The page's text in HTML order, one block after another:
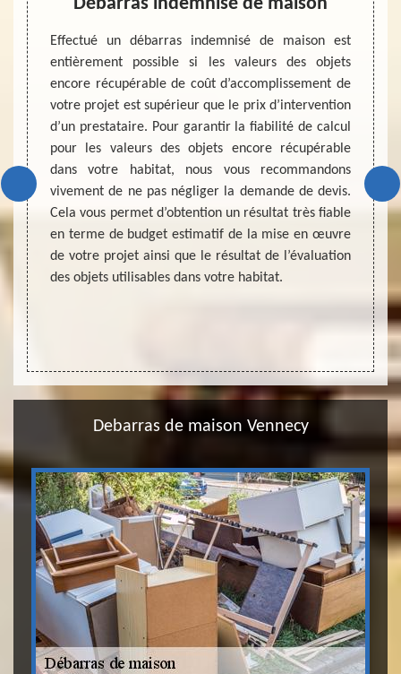
être
le
votre
Effectué un débarras indemnisé de maison est
entièrement possible si les valeurs des objets
encore récupérable de coût d’accomplissement de
votre projet est supérieur que le prix d’intervention
d’un prestataire. Pour garantir la fiabilité de calcul
pour les valeurs des objets encore récupérable
dans votre habitat, nous vous recommandons
vivement de ne pas négliger la demande de devis.
Cela vous permet d’obtention un résultat très fiable
en terme de budget estimatif de la mise en œuvre
de votre projet ainsi que le résultat de l’évaluation
des objets utilisables dans votre habitat.
Si
de
leur
vous
Pour
vous
Debarras de maison Vennecy